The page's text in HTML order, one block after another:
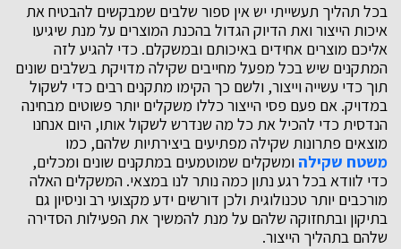
בכל תהליך תעשייתי יש אין ספור שלבים שמבקשים להבטיח את
איכות הייצור ואת הדיוק הגדול בהכנת המוצרים על מנת שיגיעו
אליכם מוצרים אחידים באיכותם ובמשקלם. כדי להגיע לזה
המתקנים שיש בכל מפעל מחייבים שקילה מדויקת בשלבים שונים
תוך כדי עשייה וייצור, ולשם כך הקימו מתקנים רבים כדי לשקול
במדויק. אם פעם פסי הייצור כללו משקלים יותר פשוטים מבחינה
הנדסית כדי להכיל את כל מה שנדרש לשקול אותו, היום אנחנו
מוצאים פתרונות שקילה מפתיעים ביצירתיות שלהם, כמו
משטח שקילה ומשקלים שמוטמעים במתקנים שונים ומכלים,
כדי לוודא בכל רגע נתון כמה נותר לנו במצאי. המשקלים האלה
מורכבים יותר טכנולוגית ולכן דורשים ידע מקצועי רב וניסיון גם
בתיקון ובתחזוקה שלהם על מנת להמשיך את הפעילות הסדירה
שלהם בתהליך הייצור.